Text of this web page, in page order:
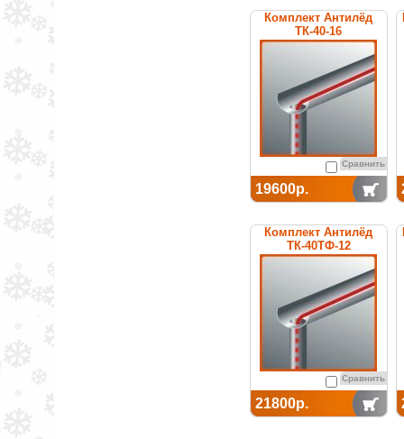
Комплект Антилёд
ТК-40-16
Сравнить
19600р.
Комплект Антилёд
ТК-40ТФ-12
Сравнить
21800р.